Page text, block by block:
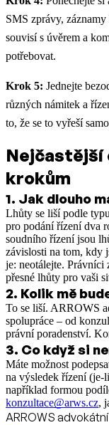
SMS zprávy,
souvisí s úvěrem a
potřebovat.
Krok 5: Jednejte
různých námitek a
to, že se to vyřeší
Nejčastější
krokům
1. Jak dlouho
Lhůty se liší podle
pro podání řízení dva
soudního řízení jsou
závislosti na tom, kdy
je: neotálejte.
přesné lhůty pro vaši
2. Kolik mě
To se liší. ARROWS
spolupráce – od
právní poradenství.
3. Co když si
Máte možnost
na výsledek řízení (je-
například formou
konzultace@arws.cz,
ARROWS